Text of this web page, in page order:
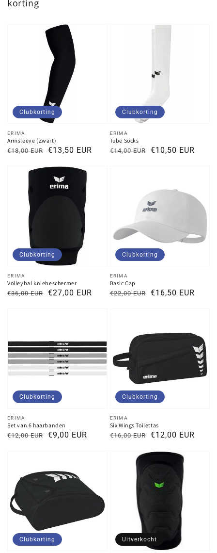
korting
Verkoper:
ERIMA
Armsleeve (Zwart)
Normale
€18,00 EUR
Kortingsprijs€13,50 EUR
Clubkorting
Verkoper:
ERIMA
Tube Socks
Normale
€14,00 EUR
Kortingsprijs€10,50 EUR
Clubkorting
Verkoper:
ERIMA
Volleybal kniebeschermer
Normale
€36,00 EUR
Kortingsprijs€27,00 EUR
Clubkorting
Verkoper:
ERIMA
Basic Cap
Normale
€22,00 EUR
Kortingsprijs€16,50 EUR
Clubkorting
Verkoper:
ERIMA
Set van 6 haarbanden
Normale
€12,00 EUR
Kortingsprijs€9,00 EUR
Clubkorting
Verkoper:
ERIMA
Six Wings Toilettas
Normale
€16,00 EUR
Kortingsprijs€12,00 EUR
Clubkorting
Clubkorting Uitverkocht